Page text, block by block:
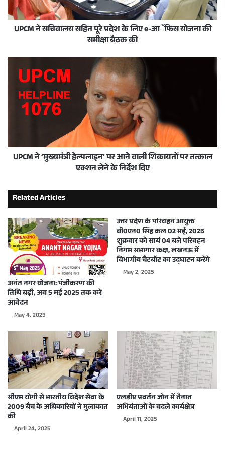
UPCM ने सचिवालय सहित पूरे प्रदेश के लिए e-आॅफिस योजना की
समीक्षा बैठक की
UPCM ने ‘मुख्यमंत्री हेल्पलाइन’ पर आने वाली शिकायतों पर तत्काल
एक्शन लेने के निर्देश दिए
Related Articles
अनंत नगर योजना: पंजीकरण की
तिथि बढ़ी, अब 5 मई 2025 तक करें
आवेदन
May 4, 2025
उत्तर प्रदेश के परिवहन आयुक्त
बी0एन0 सिंह कल 02 मई, 2025
शुक्रवार को सायं 04 बजे परिवहन
निगम सभागार कक्ष, लखनऊ में
विभागीय चैटबॉट का उद्घाटन करेंगे
May 2, 2025
सीएम योगी से भारतीय विदेश सेवा के
2009 बैच के अधिकारियों ने मुलाकात
की
April 24, 2025
एलडीए प्रवर्तन जोन में तैनात
अभियंताओं के बदले कार्यक्षेत्र
April 11, 2025